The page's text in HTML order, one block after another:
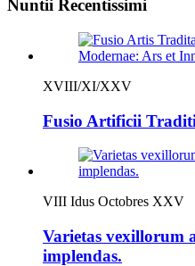
Nuntii Recentissimi
XVIII/XI/XXV
Fusio Artificii
VIII Idus Octobres XXV
Varietas vexillorum
implendas.